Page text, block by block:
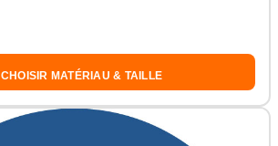
CHOISIR MATÉRIAU & TAILLE